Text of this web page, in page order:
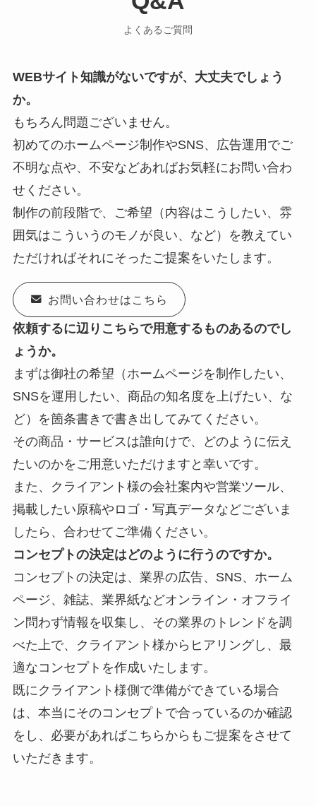
よくあるご質問
WEBサイト知識がないですが、大丈夫でしょう
か。
もちろん問題ございません。
初めてのホームページ制作やSNS、広告運用でご
不明な点や、不安などあればお気軽にお問い合わ
せください。
制作の前段階で、ご希望（内容はこうしたい、雰
囲気はこういうのモノが良い、など）を教えてい
ただければそれにそったご提案をいたします。
お問い合わせはこちら
依頼するに辺りこちらで用意するものあるのでし
ょうか。
まずは御社の希望（ホームページを制作したい、
SNSを運用したい、商品の知名度を上げたい、な
ど）を箇条書きで書き出してみてください。
その商品・サービスは誰向けで、どのように伝え
たいのかをご用意いただけますと幸いです。
また、クライアント様の会社案内や営業ツール、
掲載したい原稿やロゴ・写真データなどございま
したら、合わせてご準備ください。
コンセプトの決定はどのように行うのですか。
コンセプトの決定は、業界の広告、SNS、ホーム
ページ、雑誌、業界紙などオンライン・オフライ
ン問わず情報を収集し、その業界のトレンドを調
べた上で、クライアント様からヒアリングし、最
適なコンセプトを作成いたします。
既にクライアント様側で準備ができている場合
は、本当にそのコンセプトで合っているのか確認
をし、必要があればこちらからもご提案をさせて
いただきます。